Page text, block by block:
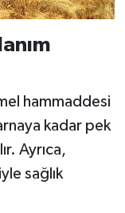
hammaddesi
kadar pek
Ayrıca,
sağlık